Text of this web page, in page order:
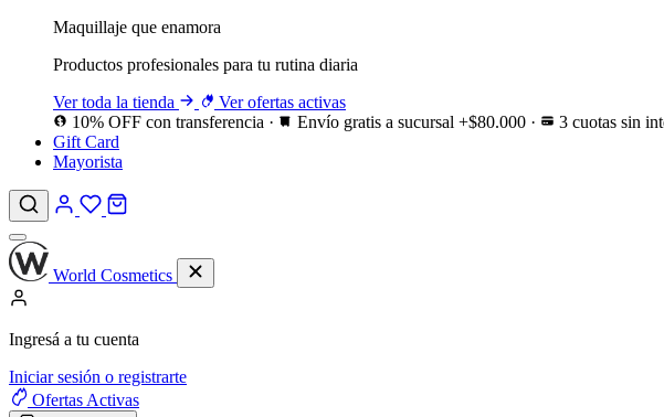
Maquillaje que enamora
Productos profesionales para tu rutina diaria
Ver toda la tienda
Ver ofertas activas
10% OFF con transferencia · Envío gratis a sucursal +$80.000 ·
3 cuotas sin
Gift Card
Mayorista
World Cosmetics
Ingresá a tu cuenta
Iniciar sesión o registrarte
Ofertas Activas